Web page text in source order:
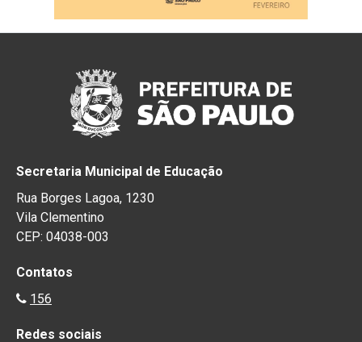
Secretaria Municipal de Educação
Rua Borges Lagoa, 1230
Vila Clementino
CEP: 04038-003
Contatos
156
Redes sociais